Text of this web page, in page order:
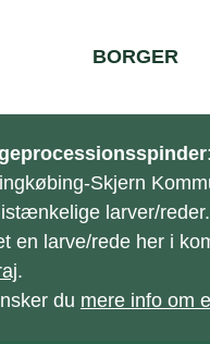
BORGER
Skjern
larver/
en larve/rede her i
.
du mere info om